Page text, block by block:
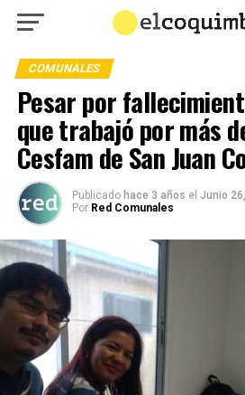
COMUNALES
Pesar por
que trabajó por más
Cesfam de San Juan
Publicado hace 3 años el Junio
Por Red Comunales